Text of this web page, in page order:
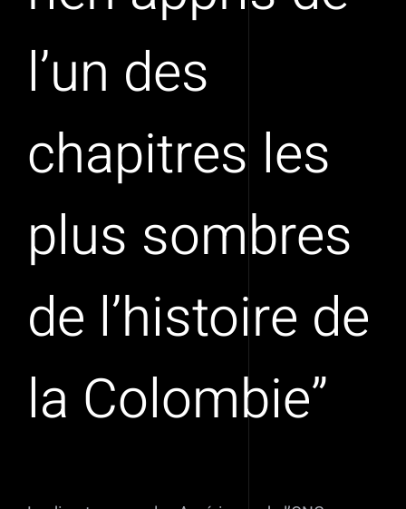
l’un des
chapitres les
plus sombres
de l’histoire de
la Colombie”